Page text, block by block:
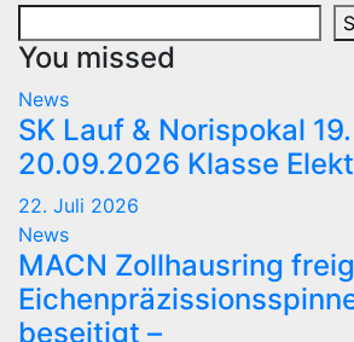
You missed
News
SK Lauf & Norispokal
20.09.2026 Klasse
22. Juli 2026
News
MACN Zollhausring
beseitigt –